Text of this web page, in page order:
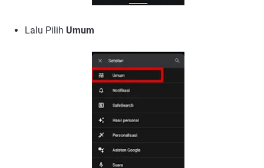
Lalu Pilih Umum